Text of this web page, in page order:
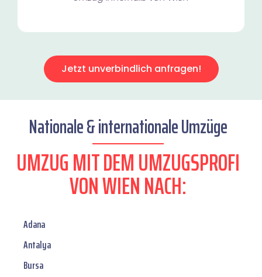
Jetzt unverbindlich anfragen!
Nationale & internationale Umzüge
UMZUG MIT DEM UMZUGSPROFI
VON WIEN NACH:
Adana
Antalya
Bursa